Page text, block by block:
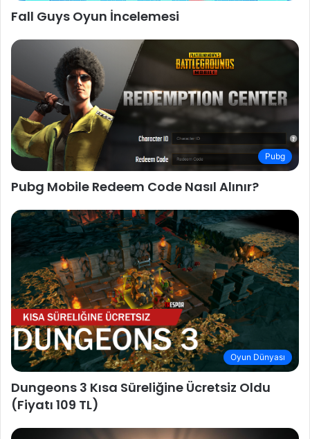
Fall Guys Oyun İncelemesi
Pubg
Pubg Mobile Redeem Code Nasıl Alınır?
Oyun Dünyası
Dungeons 3 Kısa Süreliğine Ücretsiz Oldu
(Fiyatı 109 TL)